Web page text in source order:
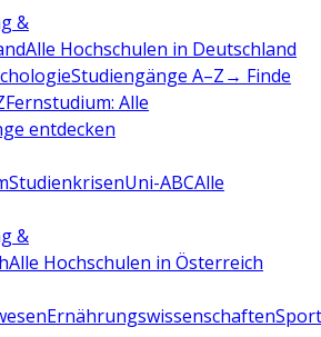
&
Alle Hochschulen in Deutschland
Studiengänge A–Z→ Finde
Fernstudium: Alle
entdecken
StudienkrisenUni-ABCAlle
&
Alle Hochschulen in Österreich
Ernährungswissenschaften